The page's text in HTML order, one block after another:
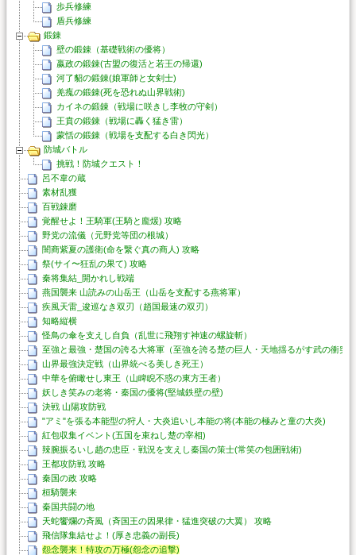
歩兵修練
盾兵修練
鍛錬
壁の鍛錬（基礎戦術の優将）
嬴政の鍛錬(古盟の復活と若王の帰還)
河了貂の鍛錬(娘軍師と女剣士)
羌瘣の鍛錬(死を恐れぬ山界戦術)
カイネの鍛錬（戦場に咲きし李牧の守剣）
王賁の鍛錬（戦場に轟く猛き雷）
蒙恬の鍛錬（戦場を支配する白き閃光）
防城バトル
挑戦！防城クエスト！
呂不韋の蔵
素材乱獲
百戦錬磨
覚醒せよ！王騎軍(王騎と龐煖) 攻略
野党の流儀（元野党等団の根城）
闇商紫夏の護衛(命を繋ぐ真の商人) 攻略
祭(サイ〜狂乱の果て) 攻略
秦将集結_開かれし戦端
燕国襲来 山読みの山岳王（山岳を支配する燕将軍）
疾風天雷_逡巡なき双刃（趙国最速の双刃）
知略縦横
怪鳥の傘を支えし自負（乱世に飛翔す神速の螺旋斬）
至強と最強・楚国の誇る大将軍（至強を誇る楚の巨人・天地揺るがす武の衝突）
山界最強決定戦（山界統べる美しき死王）
中華を俯瞰せし東王（山睥睨不惑の東方王者）
妖しき笑みの老将・秦国の優将(堅城鉄壁の壁)
決戦 山陽攻防戦
"アミ"を張る本能型の狩人・大炎追いし本能の将(本能の極みと童の大炎)
紅包収集イベント(五国を束ねし楚の宰相)
辣腕振るいし趙の忠臣・戦況を支えし秦国の策士(常笑の包囲戦術)
王都攻防戦 攻略
秦国の政 攻略
桓騎襲来
秦国共闘の地
天蛇饗爛の斉風（斉国王の因果律・猛進突破の大翼） 攻略
飛信隊集結せよ！(厚き忠義の副長)
怨念襲来！特攻の万極(怨念の追撃)